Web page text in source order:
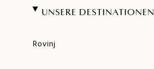
UNSERE DESTINATIONEN
Rovinj